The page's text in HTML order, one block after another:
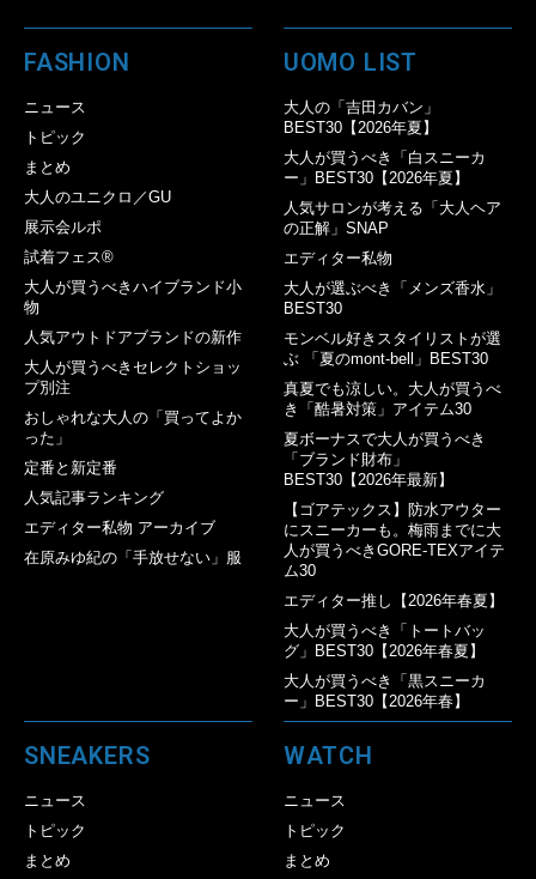
FASHION
ニュース
トピック
まとめ
大人のユニクロ／GU
展示会ルポ
試着フェス®︎
大人が買うべきハイブランド小
物
人気アウトドアブランドの新作
大人が買うべきセレクトショッ
プ別注
おしゃれな大人の「買ってよか
った」
定番と新定番
人気記事ランキング
エディター私物 アーカイブ
在原みゆ紀の「手放せない」服
UOMO LIST
大人の「吉田カバン」
BEST30【2026年夏】
大人が買うべき「白スニーカ
ー」BEST30【2026年夏】
人気サロンが考える「大人ヘア
の正解」SNAP
エディター私物
大人が選ぶべき「メンズ香水」
BEST30
モンベル好きスタイリストが選
ぶ 「夏のmont-bell」BEST30
真夏でも涼しい。大人が買うべ
き「酷暑対策」アイテム30
夏ボーナスで大人が買うべき
「ブランド財布」
BEST30【2026年最新】
【ゴアテックス】防水アウター
にスニーカーも。梅雨までに大
人が買うべきGORE-TEXアイテ
ム30
エディター推し【2026年春夏】
大人が買うべき「トートバッ
グ」BEST30【2026年春夏】
大人が買うべき「黒スニーカ
ー」BEST30【2026年春】
SNEAKERS
ニュース
トピック
まとめ
WATCH
ニュース
トピック
まとめ